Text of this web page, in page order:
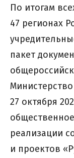
По итогам
47 регионах
пакет
27 октября
реализации
и проектов